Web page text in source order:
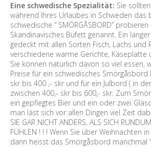
Eine schwedische Spezialität: Sie
während Ihres Urlaubes in Schweden das
schwedische “ SMÖRGÅSBORD”
Skandinavisches Büfett genannt. Ein
gedeckt mit allen Sorten Fisch, Lachs und
verschiedene warme Gerichte, Käseplatte
Sie können natürlich davon so viel essen,
Preise für ein schwedisches Smörgåsbord
skr bis 400 ,- skr und für ein Julbord ( in
zwischen 400,- skr bis 600,- skr. Zum
ein gepflegtes Bier und ein oder zwei
man läst sich vor allen Dingen viel Zeit
SIE GAR NICHT ANDERS, ALS SICH
FÜHLEN ! ! ! Wenn Sie über Weihnachten
dann heisst das Smörgåsbord manchmal “